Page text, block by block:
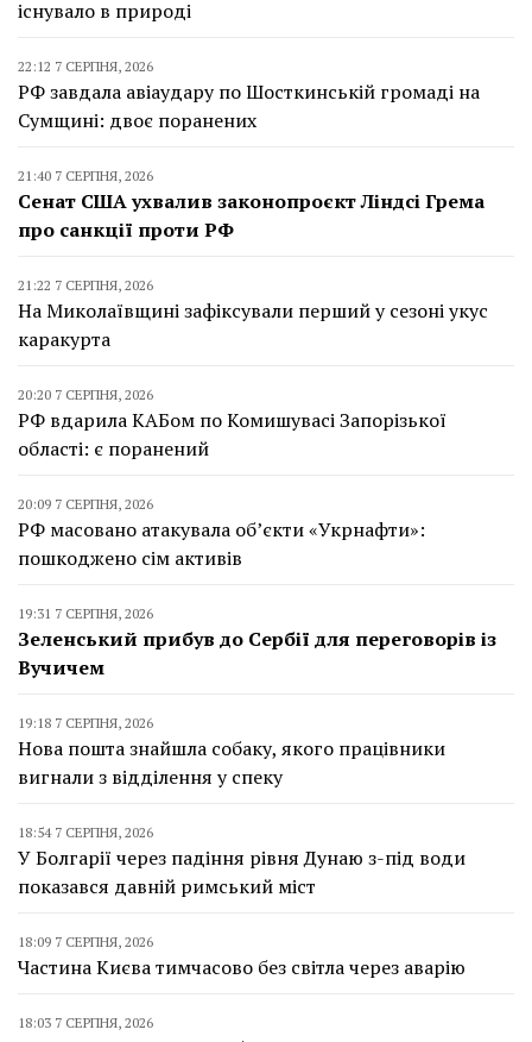
існувало в природі
22:12 7 СЕРПНЯ, 2026
РФ завдала авіаудару по Шосткинській громаді на
Сумщині: двоє поранених
21:40 7 СЕРПНЯ, 2026
Сенат США ухвалив законопроєкт Ліндсі Грема
про санкції проти РФ
21:22 7 СЕРПНЯ, 2026
На Миколаївщині зафіксували перший у сезоні укус
каракурта
20:20 7 СЕРПНЯ, 2026
РФ вдарила КАБом по Комишувасі Запорізької
області: є поранений
20:09 7 СЕРПНЯ, 2026
РФ масовано атакувала об’єкти «Укрнафти»:
пошкоджено сім активів
19:31 7 СЕРПНЯ, 2026
Зеленський прибув до Сербії для переговорів із
Вучичем
19:18 7 СЕРПНЯ, 2026
Нова пошта знайшла собаку, якого працівники
вигнали з відділення у спеку
18:54 7 СЕРПНЯ, 2026
У Болгарії через падіння рівня Дунаю з-під води
показався давній римський міст
18:09 7 СЕРПНЯ, 2026
Частина Києва тимчасово без світла через аварію
18:03 7 СЕРПНЯ, 2026